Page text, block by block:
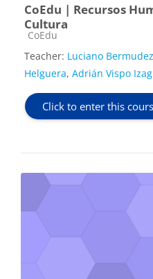
CoEdu | Recursos
Cultura
Course category
CoEdu
Teacher: Luciano Bermudez
Helguera, Adrián Vispo
Click to enter this